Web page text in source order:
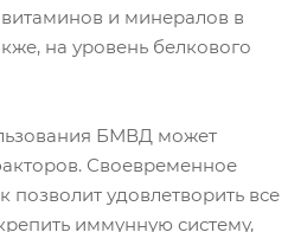
и минералов в
на уровень белкового
БМВД может
Своевременное
позволит удовлетворить все
иммунную систему,